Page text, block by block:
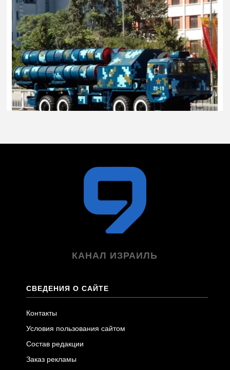
КАНАЛ ИЗРАИЛЬ
СВЕДЕНИЯ О САЙТЕ
Контакты
Условия пользования сайтом
Состав редакции
Заказ рекламы